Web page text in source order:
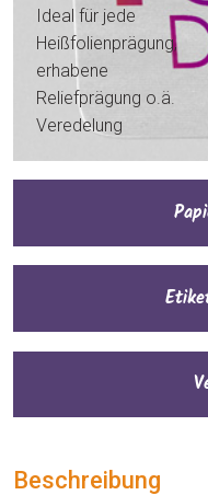
Ideal für jede
Heißfolienprägung,
erhabene
Reliefprägung o.ä.
Veredelung
Beschreibung